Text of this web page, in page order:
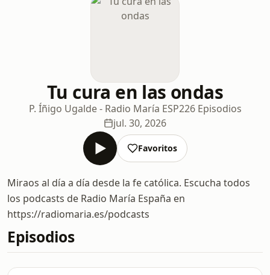
Tu cura en las ondas
P. Íñigo Ugalde - Radio María ESP226 Episodios
jul. 30, 2026
Favoritos
Miraos al día a día desde la fe católica. Escucha todos
los podcasts de Radio María España en
https://radiomaria.es/podcasts
Episodios